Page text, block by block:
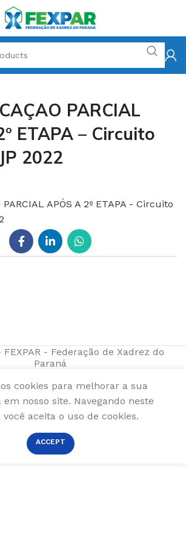
PARCIAL
ETAPA – Circuito
2022
APÓS A 2º ETAPA - Circuito
- Federação de Xadrez do
Paraná
cookies para melhorar a sua
nosso site. Navegando neste
você aceita o uso de cookies.
ACCEPT